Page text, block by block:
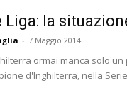
Liga: la
- 7 Maggio 2014
ormai manca solo
d'Inghilterra, nella